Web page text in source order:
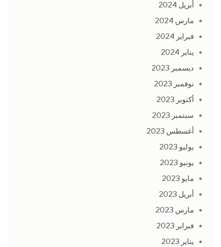
أبريل 2024
مارس 2024
فبراير 2024
يناير 2024
ديسمبر 2023
نوفمبر 2023
أكتوبر 2023
سبتمبر 2023
أغسطس 2023
يوليو 2023
يونيو 2023
مايو 2023
أبريل 2023
مارس 2023
فبراير 2023
يناير 2023